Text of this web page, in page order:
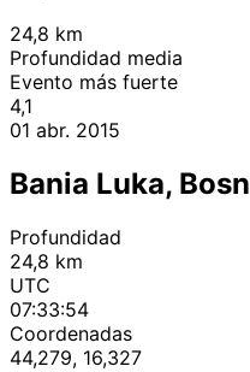
24,8 km
Profundidad media
Evento más fuerte
4,1
01 abr. 2015
Bania Luka,
Profundidad
24,8 km
UTC
07:33:54
Coordenadas
44,279, 16,327